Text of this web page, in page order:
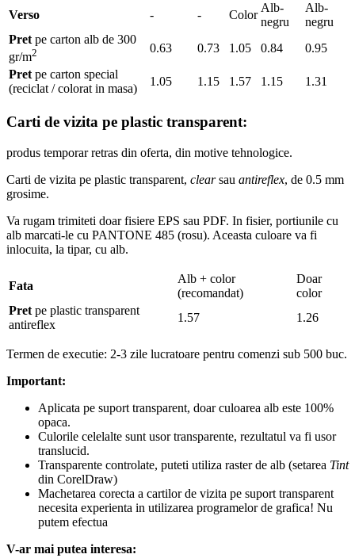
Verso - - Color
Alb-
negru
Alb-
negru
Pretpe carton alb de 300
gr/m2 0.63 0.73 1.05 0.84
0.95
Pretpe carton special
(reciclat / colorat in masa)
1.05 1.15 1.57 1.15 1.31
Carti de vizita pe plastic transparent:
produs temporar retras din oferta, din motive tehnologice.
Carti de vizita pe plastic transparent, clearsau antireflex, de 0.5 mm
grosime.
Va rugam trimiteti doar fisiere EPS sau PDF. In fisier, portiunile cu
alb marcati-le cu PANTONE 485 (rosu). Aceasta culoare va fi
inlocuita, la tipar, cu alb.
Fata
Alb + color
(recomandat)
Doar
color
Pret pe plastic transparent
antireflex
1.57 1.26
Termen de executie: 2-3 zile lucratoare pentru comenzi sub 500 buc.
Important:
Aplicata pe suport transparent, doar culoarea alb este 100%
opaca.
Culorile celelalte sunt usor transparente, rezultatul va fi usor
translucid.
Transparente controlate, puteti utiliza raster de alb (setarea Tint
din CorelDraw)
Machetarea corecta a cartilor de vizita pe suport transparent
necesita experienta in utilizarea programelor de grafica! Nu
putem efectua
V-ar mai putea interesa: